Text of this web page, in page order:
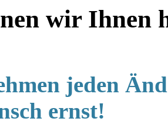
wir Ihnen
jeden
ernst!